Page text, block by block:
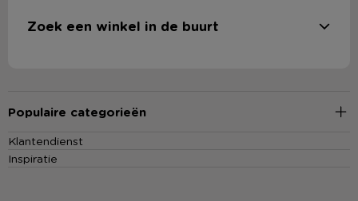
Zoek een winkel in de buurt
Populaire categorieën
Klantendienst
Inspiratie